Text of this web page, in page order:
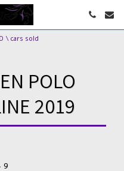
\ cars sold
POLO
2019
9